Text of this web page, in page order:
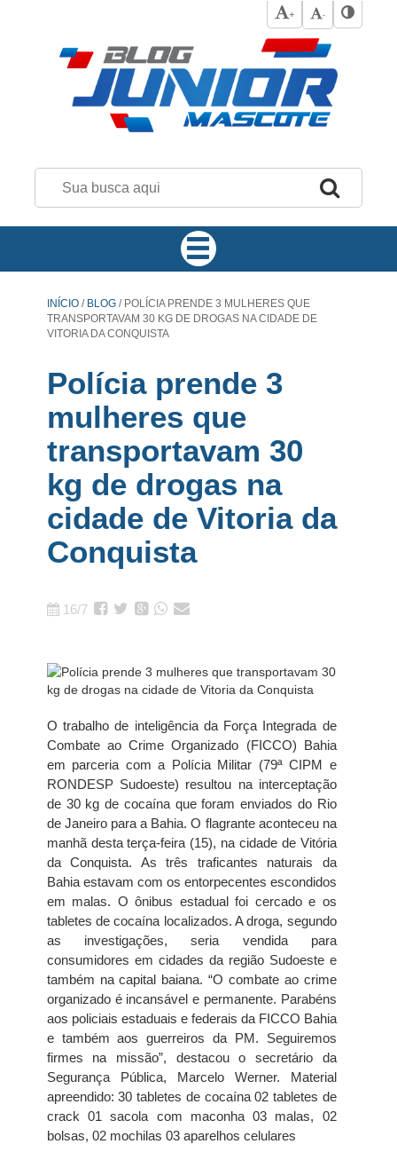
+ -
INÍCIO / BLOG /POLÍCIA PRENDE 3 MULHERES QUE
TRANSPORTAVAM 30 KG DE DROGAS NA CIDADE DE
VITORIA DA CONQUISTA
Polícia prende 3
mulheres que
transportavam 30
kg de drogas na
cidade de Vitoria da
Conquista
16/7
O trabalho de inteligência da Força Integrada de
Combate ao Crime Organizado (FICCO) Bahia
em parceria com a Polícia Militar (79ª CIPM e
RONDESP Sudoeste) resultou na interceptação
de 30 kg de cocaína que foram enviados do Rio
de Janeiro para a Bahia. O flagrante aconteceu na
manhã desta terça-feira (15), na cidade de Vitória
da Conquista. As três traficantes naturais da
Bahia estavam com os entorpecentes escondidos
em malas. O ônibus estadual foi cercado e os
tabletes de cocaína localizados. A droga, segundo
as investigações, seria vendida para
consumidores em cidades da região Sudoeste e
também na capital baiana. “O combate ao crime
organizado é incansável e permanente. Parabéns
aos policiais estaduais e federais da FICCO Bahia
e também aos guerreiros da PM. Seguiremos
firmes na missão”, destacou o secretário da
Segurança Pública, Marcelo Werner. Material
apreendido: 30 tabletes de cocaína 02 tabletes de
crack 01 sacola com maconha 03 malas, 02
bolsas, 02 mochilas 03 aparelhos celulares